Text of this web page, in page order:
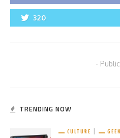
320
-
TRENDING NOW
CULTURE GEEK